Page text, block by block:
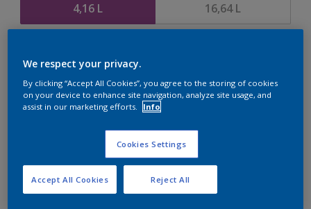
4,16 L 16,64 L
te bestellen. Houd de website in de gaten, we werken
er hard aan om de voorraad aan te vullen.
We respect your privacy.
By clicking “Accept All Cookies”, you agree to the storing of cookies
on your device to enhance site navigation, analyze site usage, and
assist in our marketing efforts.
Info
Cookies Settings
Reject All
Accept All Cookies